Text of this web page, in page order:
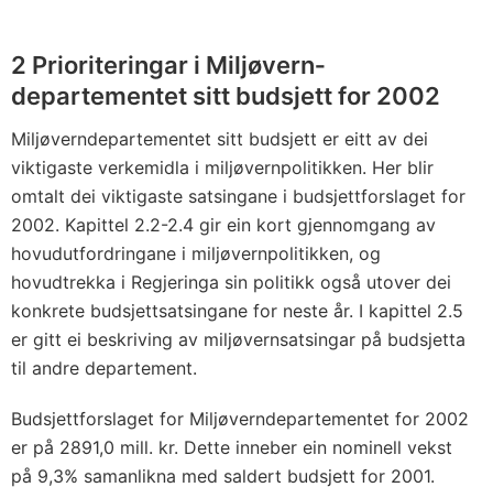
2 Prioriteringar i Miljøvern­
departementet sitt budsjett for 2002
Miljøverndepartementet sitt budsjett er eitt av dei
viktigaste verkemidla i miljøvernpolitikken. Her blir
omtalt dei viktigaste satsingane i budsjettforslaget for
2002. Kapittel 2.2-2.4 gir ein kort gjennomgang av
hovudutfordringane i miljøvernpolitikken, og
hovudtrekka i Regjeringa sin politikk også utover dei
konkrete budsjettsatsingane for neste år. I kapittel 2.5
er gitt ei beskriving av miljøvernsatsingar på budsjetta
til andre departement.
Budsjettforslaget for Miljøverndepartementet for 2002
er på 2891,0 mill. kr. Dette inneber ein nominell vekst
på 9,3% samanlikna med saldert budsjett for 2001.